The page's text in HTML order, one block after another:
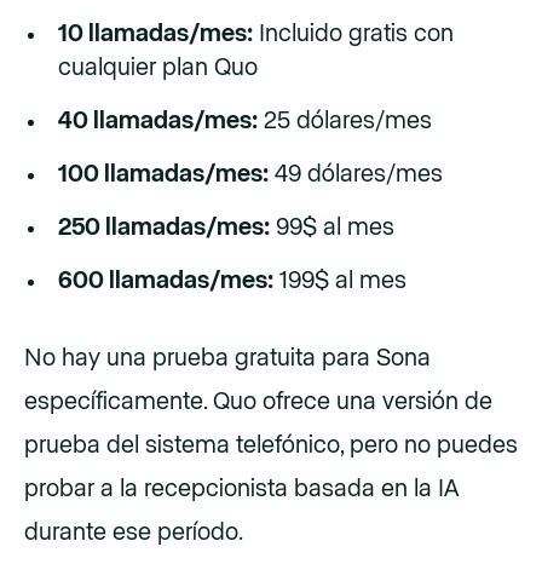
10 llamadas/mes: Incluido gratis con
cualquier plan Quo
40 llamadas/mes: 25 dólares/mes
100 llamadas/mes: 49 dólares/mes
250 llamadas/mes: 99$ al mes
600 llamadas/mes: 199$ al mes
No hay una prueba gratuita para Sona
específicamente. Quo ofrece una versión de
prueba del sistema telefónico, pero no puedes
probar a la recepcionista basada en la IA
durante ese período.